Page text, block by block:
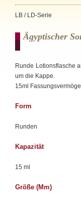
LB / LD-Serie
Ägyptischer
Runde Lotionsflasche
um die Kappe.
15ml
Form
Runden
Kapazität
15 ml
Größe (mm)